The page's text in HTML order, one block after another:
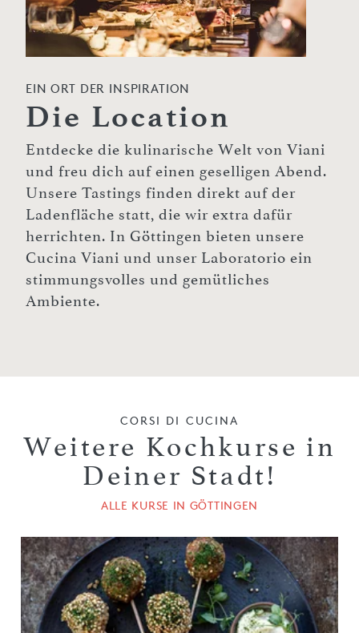
EIN ORT DER INSPIRATION
Die Location
Entdecke die kulinarische Welt von Viani
und freu dich auf einen geselligen Abend.
Unsere Tastings finden direkt auf der
Ladenfläche statt, die wir extra dafür
herrichten. In Göttingen bieten unsere
Cucina Viani und unser Laboratorio ein
stimmungsvolles und gemütliches
Ambiente.
CORSI DI CUCINA
Weitere Kochkurse in
Deiner Stadt!
ALLE KURSE IN GÖTTINGEN